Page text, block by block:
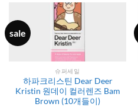
sale
슈퍼세일
하파크리스틴 Dear Deer
Kristin 원데이 컬러렌즈 Bam
Brown (10개들이)